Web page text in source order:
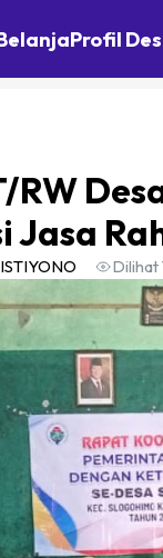
Profil
RW
Jasa
Dilihat